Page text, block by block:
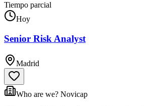
Tiempo parcial
Hoy
Senior Risk Analyst
Madrid
Who are we? Novicap